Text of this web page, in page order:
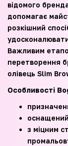
відомого
допомагає
розкішний
Важливим
перетворення
олівець Slim
Особливості
з міцним